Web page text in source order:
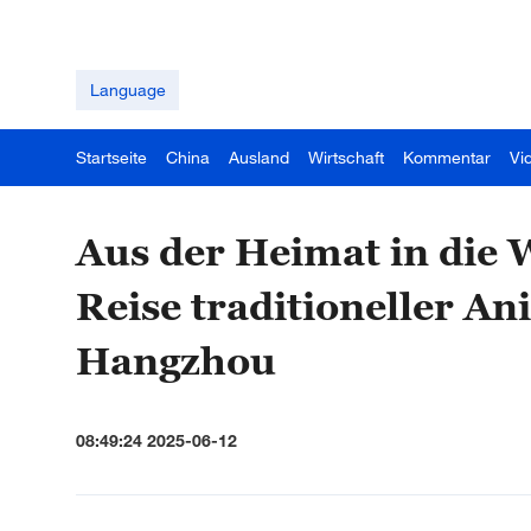
Language
Startseite China Ausland Wirtschaft Kommentar
Aus der Heimat in die
Reise traditioneller
Hangzhou
08:49:24 2025-06-12